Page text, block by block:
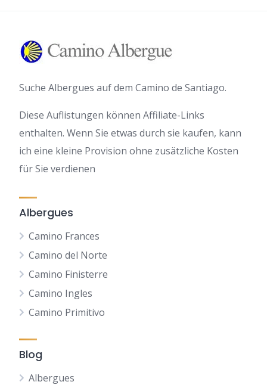
Suche Albergues auf dem Camino de Santiago.
Diese Auflistungen können Affiliate-Links
enthalten. Wenn Sie etwas durch sie kaufen, kann
ich eine kleine Provision ohne zusätzliche Kosten
für Sie verdienen
Albergues
Camino Frances
Camino del Norte
Camino Finisterre
Camino Ingles
Camino Primitivo
Blog
Albergues